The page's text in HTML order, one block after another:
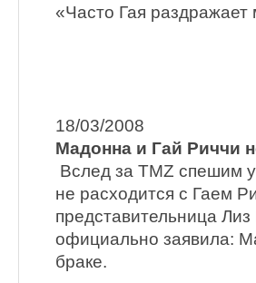
«Часто Гая раздражает
18/03/2008
Мадонна и Гай Риччи
Вслед за TMZ спешим
не расходится с Гаем
представительница
официально заявила:
браке.